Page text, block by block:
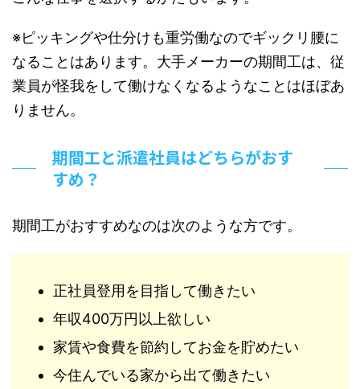
※ピッキングや仕分けも重労働なのでギックリ腰に
なることはあります。大手メーカーの期間工は、従
業員が怪我をして働けなくなるようなことはほぼあ
りません。
期間工と派遣社員はどちらがおす
すめ？
期間工がおすすめなのは次のような方です。
正社員登用を目指して働きたい
年収400万円以上欲しい
家賃や食費を節約してお金を貯めたい
今住んでいる家から出て働きたい